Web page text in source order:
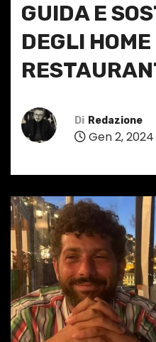
GUIDA E
DEGLI HOME
Di Redazione
Gen 2, 2024